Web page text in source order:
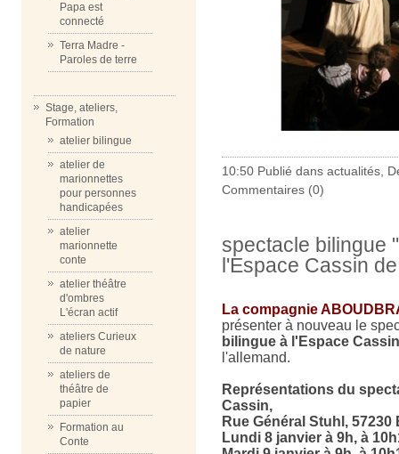
Papa est
connecté
Terra Madre -
Paroles de terre
Stage, ateliers,
Formation
atelier bilingue
atelier de
marionnettes
pour personnes
handicapées
atelier
marionnette
conte
atelier théâtre
d'ombres
L'écran actif
ateliers Curieux
de nature
ateliers de
théâtre de
papier
Formation au
Conte
10:50 Publié dans actualités
Commentaires (0)
spectacle bilingue
l'Espace Cassin
La compagnie
présenter à nouveau le
bilingue à l'Espace Cassin
l'allemand.
Représentations du
Cassin,
Rue Général Stuhl, 57230
Lundi 8 janvier à 9h, à